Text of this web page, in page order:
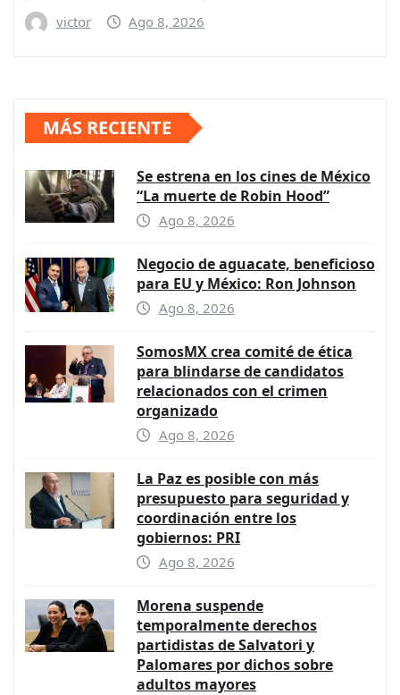
victor Ago 8, 2026
MÁS RECIENTE
Se estrena en los cines de México
“La muerte de Robin Hood”
Ago 8, 2026
Negocio de aguacate, beneficioso
para EU y México: Ron Johnson
Ago 8, 2026
SomosMX crea comité de ética
para blindarse de candidatos
relacionados con el crimen
organizado
Ago 8, 2026
La Paz es posible con más
presupuesto para seguridad y
coordinación entre los
gobiernos: PRI
Ago 8, 2026
Morena suspende
temporalmente derechos
partidistas de Salvatori y
Palomares por dichos sobre
adultos mayores